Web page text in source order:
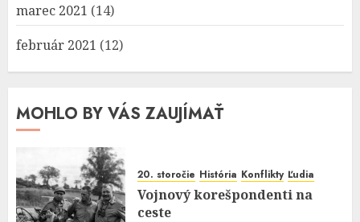
marec 2021 (14)
február 2021 (12)
MOHLO BY VÁS ZAUJÍMAŤ
20. storočie História Konflikty Ľudia
Vojnový korešpondenti na
ceste